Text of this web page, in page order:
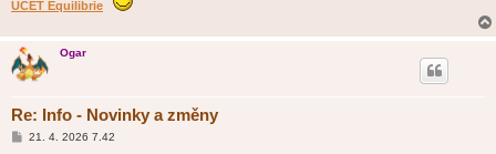
ÚČET Equilibrie
Ogar
Re: Info - Novinky a změny
P21. 4. 2026 7.42